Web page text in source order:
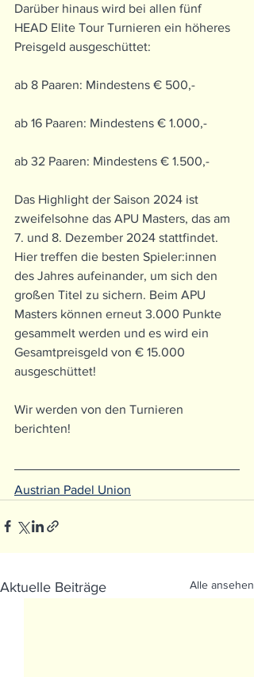
Darüber hinaus wird bei allen fünf
HEAD Elite Tour Turnieren ein höheres
Preisgeld ausgeschüttet:
ab 8 Paaren: Mindestens € 500,-
ab 16 Paaren: Mindestens € 1.000,-
ab 32 Paaren: Mindestens € 1.500,-
Das Highlight der Saison 2024 ist
zweifelsohne das APU Masters, das am
7. und 8. Dezember 2024 stattfindet.
Hier treffen die besten Spieler:innen
des Jahres aufeinander, um sich den
großen Titel zu sichern. Beim APU
Masters können erneut 3.000 Punkte
gesammelt werden und es wird ein
Gesamtpreisgeld von € 15.000
ausgeschüttet!
Wir werden von den Turnieren
berichten!
Austrian Padel Union
Aktuelle Beiträge Alle ansehen